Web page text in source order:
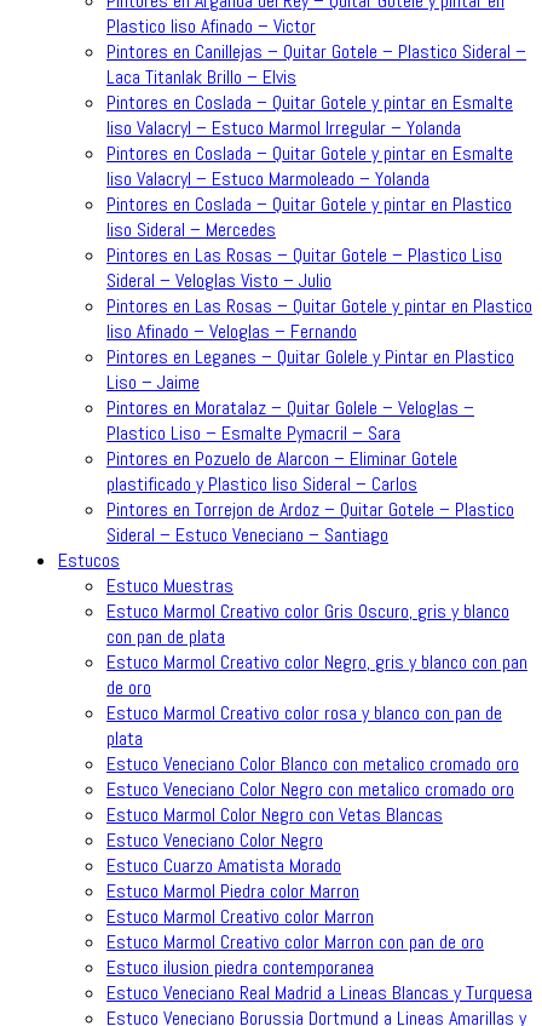
Plastico liso Afinado – Victor
Pintores en Canillejas – Quitar Gotele – Plastico Sideral –
Laca Titanlak Brillo – Elvis
Pintores en Coslada – Quitar Gotele y pintar en Esmalte
liso Valacryl – Estuco Marmol Irregular – Yolanda
Pintores en Coslada – Quitar Gotele y pintar en Esmalte
liso Valacryl – Estuco Marmoleado – Yolanda
Pintores en Coslada – Quitar Gotele y pintar en Plastico
liso Sideral – Mercedes
Pintores en Las Rosas – Quitar Gotele – Plastico Liso
Sideral – Veloglas Visto – Julio
Pintores en Las Rosas – Quitar Gotele y pintar en Plastico
liso Afinado – Veloglas – Fernando
Pintores en Leganes – Quitar Golele y Pintar en Plastico
Liso – Jaime
Pintores en Moratalaz – Quitar Golele – Veloglas –
Plastico Liso – Esmalte Pymacril – Sara
Pintores en Pozuelo de Alarcon – Eliminar Gotele
plastificado y Plastico liso Sideral – Carlos
Pintores en Torrejon de Ardoz – Quitar Gotele – Plastico
Sideral – Estuco Veneciano – Santiago
Estucos
Estuco Muestras
Estuco Marmol Creativo color Gris Oscuro, gris y blanco
con pan de plata
Estuco Marmol Creativo color Negro, gris y blanco con pan
de oro
Estuco Marmol Creativo color rosa y blanco con pan de
plata
Estuco Veneciano Color Blanco con metalico cromado oro
Estuco Veneciano Color Negro con metalico cromado oro
Estuco Marmol Color Negro con Vetas Blancas
Estuco Veneciano Color Negro
Estuco Cuarzo Amatista Morado
Estuco Marmol Piedra color Marron
Estuco Marmol Creativo color Marron
Estuco Marmol Creativo color Marron con pan de oro
Estuco ilusion piedra contemporanea
Estuco Veneciano Real Madrid a Lineas Blancas y Turquesa
Estuco Veneciano Borussia Dortmund a Lineas Amarillas y